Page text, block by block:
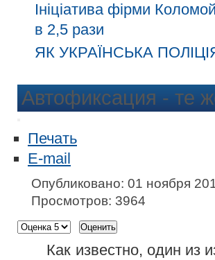
Ініціатива фірми
в 2,5 рази
ЯК УКРАЇНСЬКА
Автофиксация - те
Печать
E-mail
Опубликовано: 01 ноября
Просмотров: 3964
Как известно, один из